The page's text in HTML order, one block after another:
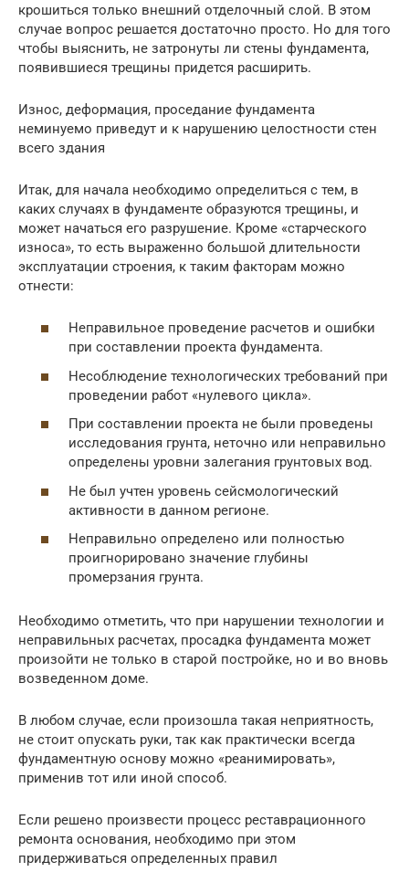
крошиться только внешний отделочный слой. В этом
случае вопрос решается достаточно просто. Но для того
чтобы выяснить, не затронуты ли стены фундамента,
появившиеся трещины придется расширить.
Износ, деформация, проседание фундамента
неминуемо приведут и к нарушению целостности стен
всего здания
Итак, для начала необходимо определиться с тем, в
каких случаях в фундаменте образуются трещины, и
может начаться его разрушение. Кроме «старческого
износа», то есть выраженно большой длительности
эксплуатации строения, к таким факторам можно
отнести:
Неправильное проведение расчетов и ошибки
при составлении проекта фундамента.
Несоблюдение технологических требований при
проведении работ «нулевого цикла».
При составлении проекта не были проведены
исследования грунта, неточно или неправильно
определены уровни залегания грунтовых вод.
Не был учтен уровень сейсмологический
активности в данном регионе.
Неправильно определено или полностью
проигнорировано значение глубины
промерзания грунта.
Необходимо отметить, что при нарушении технологии и
неправильных расчетах, просадка фундамента может
произойти не только в старой постройке, но и во вновь
возведенном доме.
В любом случае, если произошла такая неприятность,
не стоит опускать руки, так как практически всегда
фундаментную основу можно «реанимировать»,
применив тот или иной способ.
Если решено произвести процесс реставрационного
ремонта основания, необходимо при этом
придерживаться определенных правил